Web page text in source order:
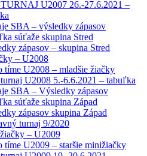
U2007 26.-27.6.2021 –
SBA – výsledky zápasov
súťaže skupina Stred
zápasov – skupina Stred
– U2008
tíme U2008 – mladšie žiačky
U2008 5.-6.6.2021 – tabuľka
SBA – Výsledky zápasov
súťaže skupina Západ
zápasov skupina Západ
turnaj 9/2020
– U2009
tíme U2009 – staršie minižiačky